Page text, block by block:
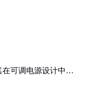
在可调电源设计中的